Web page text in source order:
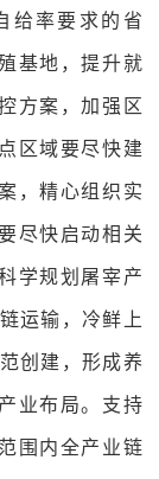
给率要求的省
基地，提升就
方案，加强区
区域要尽快建
，精心组织实
尽快启动相关
学规划屠宰产
运输，冷鲜上
创建，形成养
业布局。支持
围内全产业链